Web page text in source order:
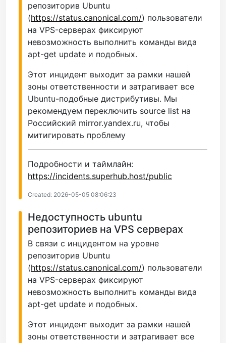
репозиторив Ubuntu
(https://status.canonical.com/) пользователи
на VPS-серверах фиксируют
невозможность выполнить команды вида
apt-get update и подобных.
Этот инцидент выходит за рамки нашей
зоны ответственности и затрагивает все
Ubuntu-подобные дистрибутивы. Мы
рекомендуем переключить source list на
Российский mirror.yandex.ru, чтобы
митигировать проблему
Подробности и таймлайн:
https://incidents.superhub.host/public
Created: 2026-05-05 08:06:23
Недоступность ubuntu
репозиториев на VPS серверах
В связи с инцидентом на уровне
репозиторив Ubuntu
(https://status.canonical.com/) пользователи
на VPS-серверах фиксируют
невозможность выполнить команды вида
apt-get update и подобных.
Этот инцидент выходит за рамки нашей
зоны ответственности и затрагивает все